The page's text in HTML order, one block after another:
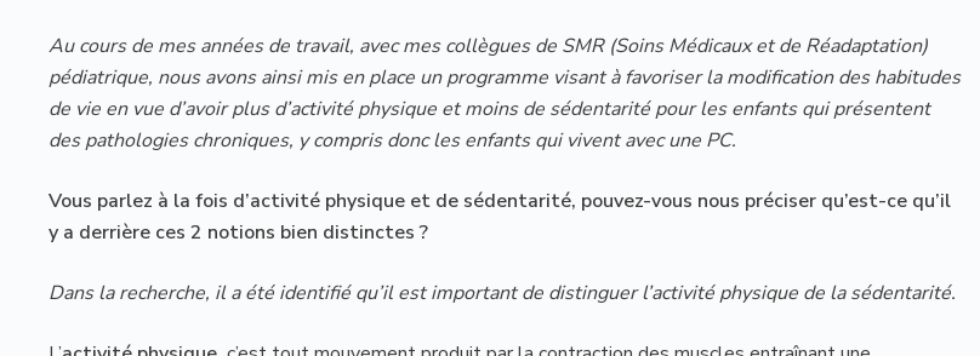
Au cours de mes années de travail, avec mes collègues de SMR (Soins Médicaux et de Réadaptation)
pédiatrique, nous avons ainsi mis en place un programme visant à favoriser la modification des habitudes
de vie en vue d’avoir plus d’activité physique et moins de sédentarité pour les enfants qui présentent
des pathologies chroniques, y compris donc les enfants qui vivent avec une PC.
Vous parlez à la fois d’activité physique et de sédentarité, pouvez-vous nous préciser qu’est-ce qu’il
y a derrière ces 2 notions bien distinctes ?
Dans la recherche, il a été identifié qu’il est important de distinguer l’activité physique de la sédentarité.